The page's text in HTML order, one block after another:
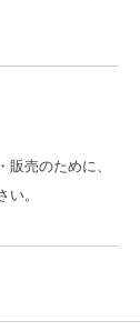
販売のために、
い。